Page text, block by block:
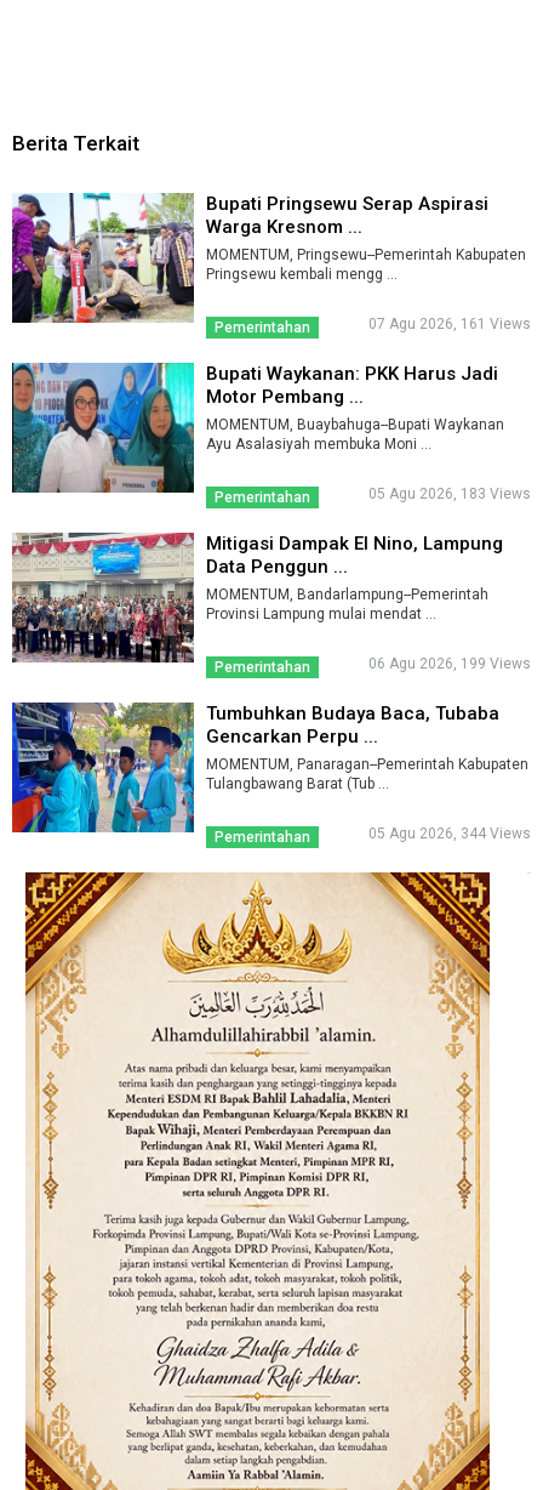
Berita Terkait
Bupati Pringsewu Serap Aspirasi
Warga Kresnom ...
MOMENTUM, Pringsewu--Pemerintah Kabupaten
Pringsewu kembali mengg ...
Pemerintahan 07 Agu 2026, 161 Views
Bupati Waykanan: PKK Harus Jadi
Motor Pembang ...
MOMENTUM, Buaybahuga--Bupati Waykanan
Ayu Asalasiyah membuka Moni ...
Pemerintahan 05 Agu 2026, 183 Views
Mitigasi Dampak El Nino, Lampung
Data Penggun ...
MOMENTUM, Bandarlampung--Pemerintah
Provinsi Lampung mulai mendat ...
Pemerintahan 06 Agu 2026, 199 Views
Tumbuhkan Budaya Baca, Tubaba
Gencarkan Perpu ...
MOMENTUM, Panaragan--Pemerintah Kabupaten
Tulangbawang Barat (Tub ...
Pemerintahan 05 Agu 2026, 344 Views